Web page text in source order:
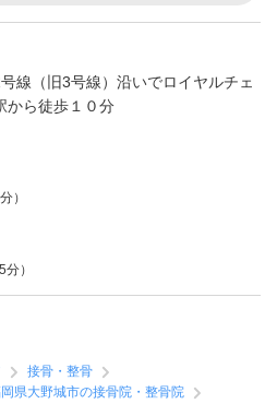
線（旧3号線）沿いでロイヤルチェ
から徒歩１０分
）
）
接骨・整骨
県大野城市の接骨院・整骨院